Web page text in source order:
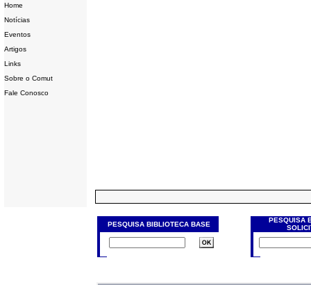
Home
Notícias
Eventos
Artigos
Links
Sobre o Comut
Fale Conosco
PESQUISA BIBLIOTECA BASE
PESQUISA